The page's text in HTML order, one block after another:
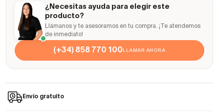
¿Necesitas ayuda para elegir este
producto?
Llámanos y te asesoramos en tu compra. ¡Te atendemos
de inmediato!
(+34) 858 770 100LLAMAR AHORA
Envío gratuito